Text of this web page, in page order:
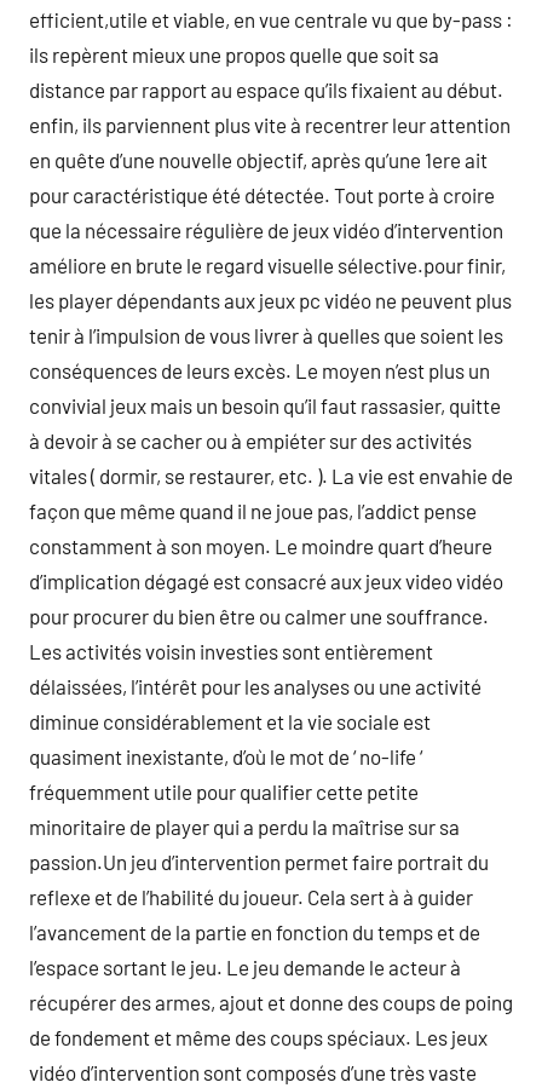
efficient,utile et viable, en vue centrale vu que by-pass :
ils repèrent mieux une propos quelle que soit sa
distance par rapport au espace qu’ils fixaient au début.
enfin, ils parviennent plus vite à recentrer leur attention
en quête d’une nouvelle objectif, après qu’une 1ere ait
pour caractéristique été détectée. Tout porte à croire
que la nécessaire régulière de jeux vidéo d’intervention
améliore en brute le regard visuelle sélective.pour finir,
les player dépendants aux jeux pc vidéo ne peuvent plus
tenir à l’impulsion de vous livrer à quelles que soient les
conséquences de leurs excès. Le moyen n’est plus un
convivial jeux mais un besoin qu’il faut rassasier, quitte
à devoir à se cacher ou à empiéter sur des activités
vitales ( dormir, se restaurer, etc. ). La vie est envahie de
façon que même quand il ne joue pas, l’addict pense
constamment à son moyen. Le moindre quart d’heure
d’implication dégagé est consacré aux jeux video vidéo
pour procurer du bien être ou calmer une souffrance.
Les activités voisin investies sont entièrement
délaissées, l’intérêt pour les analyses ou une activité
diminue considérablement et la vie sociale est
quasiment inexistante, d’où le mot de ‘ no-life ‘
fréquemment utile pour qualifier cette petite
minoritaire de player qui a perdu la maîtrise sur sa
passion.Un jeu d’intervention permet faire portrait du
reflexe et de l’habilité du joueur. Cela sert à à guider
l’avancement de la partie en fonction du temps et de
l’espace sortant le jeu. Le jeu demande le acteur à
récupérer des armes, ajout et donne des coups de poing
de fondement et même des coups spéciaux. Les jeux
vidéo d’intervention sont composés d’une très vaste